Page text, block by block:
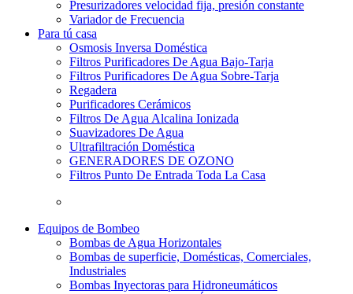
Presurizadores velocidad fija, presión constante
Variador de Frecuencia
Para tú casa
Osmosis Inversa Doméstica
Filtros Purificadores De Agua Bajo-Tarja
Filtros Purificadores De Agua Sobre-Tarja
Regadera
Purificadores Cerámicos
Filtros De Agua Alcalina Ionizada
Suavizadores De Agua
Ultrafiltración Doméstica
GENERADORES DE OZONO
Filtros Punto De Entrada Toda La Casa
Equipos de Bombeo
Bombas de Agua Horizontales
Bombas de superficie, Domésticas, Comerciales,
Industriales
Bombas Inyectoras para Hidroneumáticos